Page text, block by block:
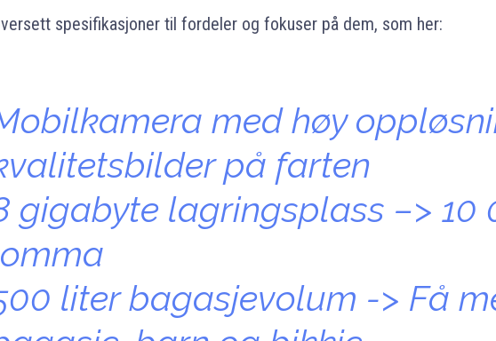
spesifikasjoner til fordeler og fokuser på dem, som her:
med høy
på farten
gigabyte lagringsplass –> 10
liter bagasjevolum -> Få